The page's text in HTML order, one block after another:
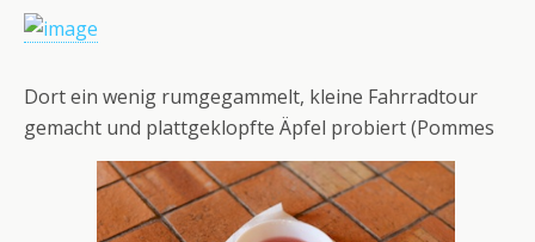
Dort ein wenig rumgegammelt, kleine Fahrradtour
gemacht und plattgeklopfte Äpfel probiert (Pommes